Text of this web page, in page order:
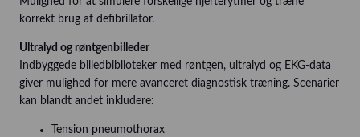
korrekt brug af defibrillator.
Ultralyd og røntgenbilleder
Indbyggede billedbiblioteker med røntgen, ultralyd og EKG-data
giver mulighed for mere avanceret diagnostisk træning. Scenarier
kan blandt andet inkludere:
Tension pneumothorax